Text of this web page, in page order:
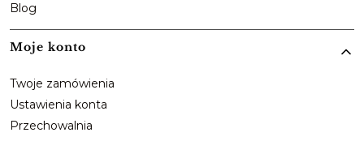
Blog
Moje konto
Twoje zamówienia
Ustawienia konta
Przechowalnia